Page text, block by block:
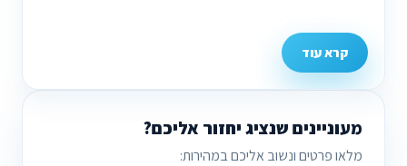
קרא עוד
מעוניינים שנציג יחזור אליכם?
מלאו פרטים ונשוב אליכם במהירות: